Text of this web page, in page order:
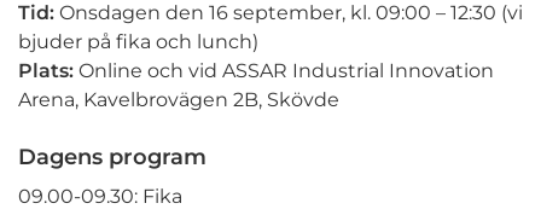
Tid: Onsdagen den 16 september, kl. 09:00 – 12:30 (vi
bjuder på fika och lunch)
Plats: Online och vid ASSAR Industrial Innovation
Arena, Kavelbrovägen 2B, Skövde
Dagens program
09.00-09.30: Fika